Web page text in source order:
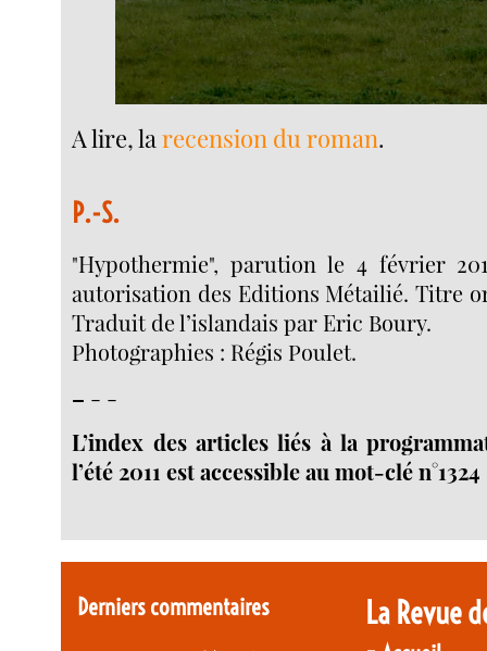
A lire, larecension du roman.
P.-S.
"Hypothermie", parution le 4 février
autorisation des Editions Métailié. Titre
Traduit de l’islandais par Eric Boury.
Photographies : Régis Poulet.
– - -
L’index des articles liés à la
l’été 2011 est accessible au mot-clé
Derniers commentaires
La Revue